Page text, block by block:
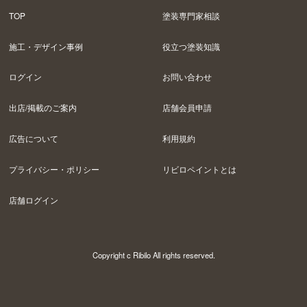
TOP 塗装専門家相談
施工・デザイン事例 役立つ塗装知識
ログイン お問い合わせ
出店/掲載のご案内 店舗会員申請
広告について 利用規約
プライバシー・ポリシー リビロペイントとは
店舗ログイン
Copyright c Ribilo All rights reserved.